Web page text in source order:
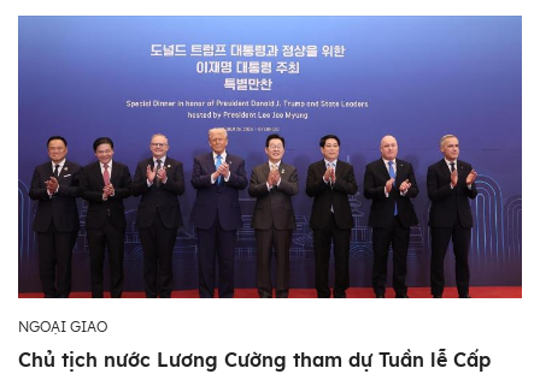
NGOẠI GIAO
Chủ tịch nước Lương Cường tham dự Tuần lễ Cấp